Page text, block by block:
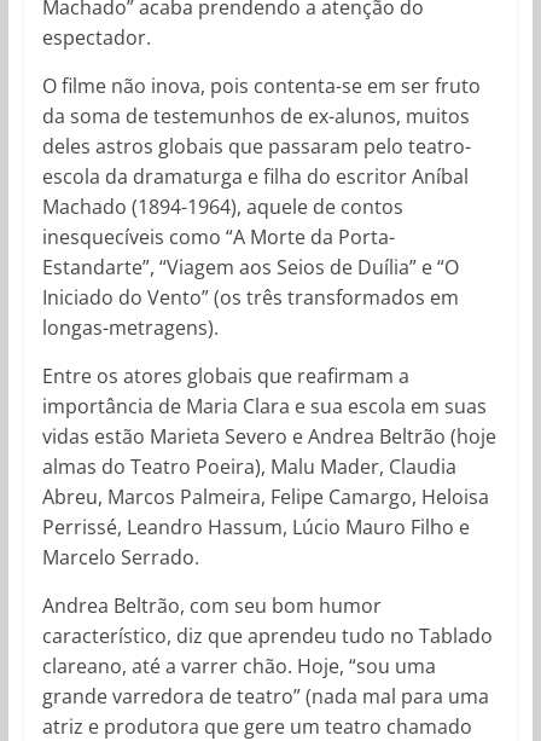
Machado” acaba prendendo a atenção do
espectador.
O filme não inova, pois contenta-se em ser fruto
da soma de testemunhos de ex-alunos, muitos
deles astros globais que passaram pelo teatro-
escola da dramaturga e filha do escritor Aníbal
Machado (1894-1964), aquele de contos
inesquecíveis como “A Morte da Porta-
Estandarte”, “Viagem aos Seios de Duília” e “O
Iniciado do Vento” (os três transformados em
longas-metragens).
Entre os atores globais que reafirmam a
importância de Maria Clara e sua escola em suas
vidas estão Marieta Severo e Andrea Beltrão (hoje
almas do Teatro Poeira), Malu Mader, Claudia
Abreu, Marcos Palmeira, Felipe Camargo, Heloisa
Perrissé, Leandro Hassum, Lúcio Mauro Filho e
Marcelo Serrado.
Andrea Beltrão, com seu bom humor
característico, diz que aprendeu tudo no Tablado
clareano, até a varrer chão. Hoje, “sou uma
grande varredora de teatro” (nada mal para uma
atriz e produtora que gere um teatro chamado